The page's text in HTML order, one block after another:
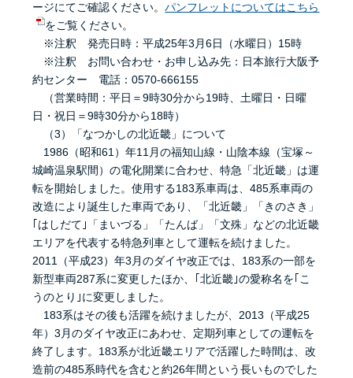
ージにてご確認ください。パンフレットについてはこちら
をご覧ください。
※注釈 発売日時：平成25年3月6日（水曜日）15時
※注釈 お問い合わせ・お申し込み先：日本旅行大阪予
約センター 電話：0570-666155
（営業時間：平日＝9時30分から19時、土曜日・日曜
日・祝日＝9時30分から18時）
（3）「なつかしの北近畿」について
1986（昭和61）年11月の福知山線・山陰本線（宝塚～
城崎温泉駅間）の電化開業に合わせ、特急「北近畿」は運
転を開始しました。使用する183系車両は、485系車両の
改造により誕生した車両であり、「北近畿」「きのさき」
｢はしだて｣「まいづる」「たんば」「文殊」などの北近畿
エリアを代表する特急列車として運転を続けました。
2011（平成23）年3月のダイヤ改正では、183系の一部を
新型車両287系に変更したほか、｢北近畿｣の愛称名を｢こ
うのとり｣に変更しました。
183系はその後も活躍を続けましたが、2013（平成25
年）3月のダイヤ改正にあわせ、定期列車としての運転を
終了します。183系が北近畿エリアで活躍した時間は、改
造前の485系時代を含むと約26年間という長いものでした